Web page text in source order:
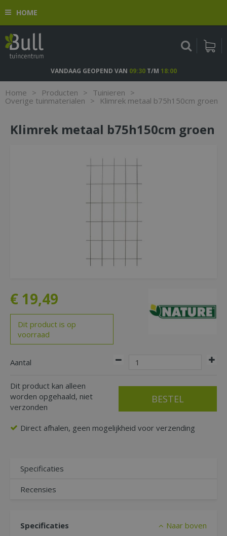
n
o
HOME
Home > Producten > Tuinieren >
Overige tuinmaterialen > Klimrek metaal b75h150cm groen
VANDAAG GEOPEND VAN 09:30T/M 18:00
Klimrek metaal b75h150cm groen
€ 19,49
Dit product is op
voorraad
Aantal
Dit product kan alleen
worden opgehaald, niet
verzonden
Direct afhalen, geen mogelijkheid voor verzending
Specificaties
Recensies
Specificaties Naar boven